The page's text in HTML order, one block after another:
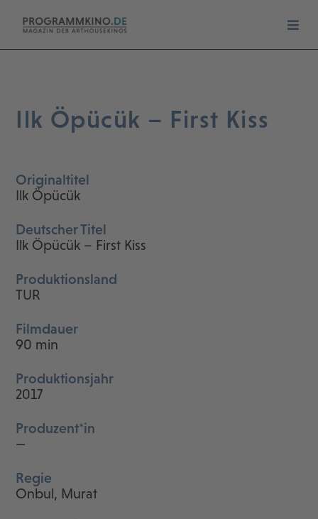
Ilk Öpücük – First Kiss
Originaltitel
Ilk Öpücük
Deutscher Titel
Ilk Öpücük – First Kiss
Produktionsland
TUR
Filmdauer
90 min
Produktionsjahr
2017
Produzent*in
—
Regie
Onbul, Murat